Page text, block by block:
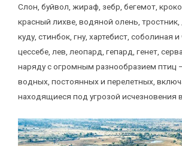
Слон, буйвол, жираф, зебр, бегемот,
красный лихве, водяной олень, тростник,
куду, стинбок, гну, хартебист, соболиная и
цессебе, лев, леопард, гепард, генет,
наряду с огромным разнообразием птиц
водных, постоянных и перелетных,
находящиеся под угрозой исчезновения